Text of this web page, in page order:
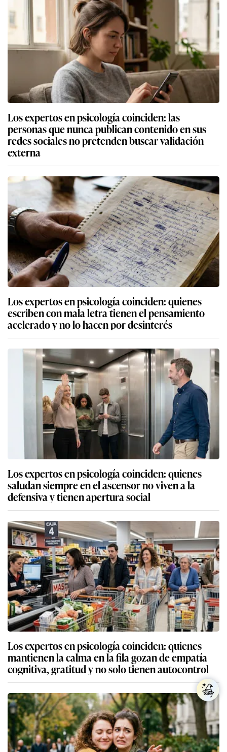
Los expertos en psicología coinciden: las
personas que nunca publican contenido en sus
redes sociales no pretenden buscar validación
externa
Los expertos en psicología coinciden: quienes
escriben con mala letra tienen el pensamiento
acelerado y no lo hacen por desinterés
Los expertos en psicología coinciden: quienes
saludan siempre en el ascensor no viven a la
defensiva y tienen apertura social
Los expertos en psicología coinciden: quienes
mantienen la calma en la fila gozan de empatía
cognitiva, gratitud y no solo tienen autocontrol